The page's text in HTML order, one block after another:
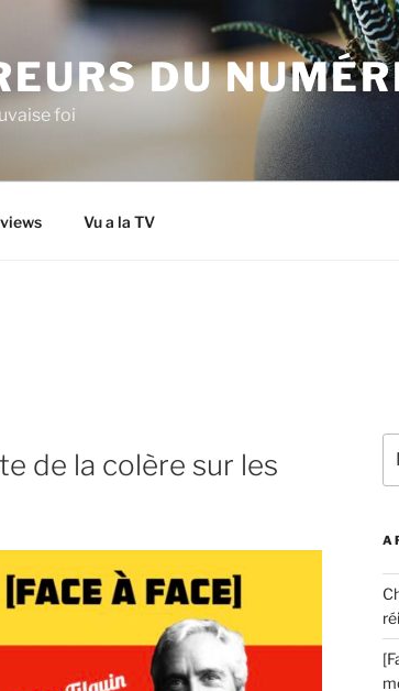
DU
foi
Vu a la TV
de la colère sur les
: